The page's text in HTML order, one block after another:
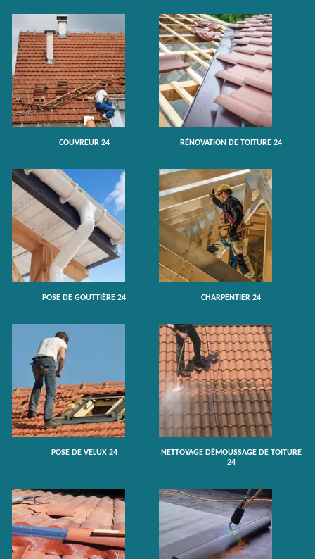
COUVREUR 24 RÉNOVATION DE TOITURE 24
POSE DE GOUTTIÈRE 24 CHARPENTIER 24
POSE DE VELUX 24
NETTOYAGE DÉMOUSSAGE DE TOITURE
24